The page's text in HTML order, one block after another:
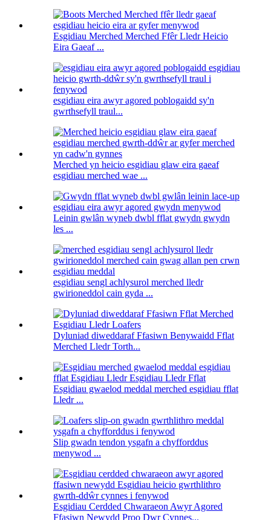
Esgidiau Merched Merched Ffêr Lledr Heicio
Eira Gaeaf ...
esgidiau eira awyr agored poblogaidd sy'n
gwrthsefyll traul...
Merched yn heicio esgidiau glaw eira gaeaf
esgidiau merched wae ...
Leinin gwlân wyneb dwbl fflat gwydn gwydn
les ...
esgidiau sengl achlysurol merched lledr
gwirioneddol cain gyda ...
Dyluniad diweddaraf Ffasiwn Benywaidd Fflat
Merched Lledr Torth...
Esgidiau gwaelod meddal merched esgidiau fflat
Lledr ...
Slip gwadn tendon ysgafn a chyfforddus
menywod ...
Esgidiau Cerdded Chwaraeon Awyr Agored
Ffasiwn Newydd Proo Dwr Cynnes...